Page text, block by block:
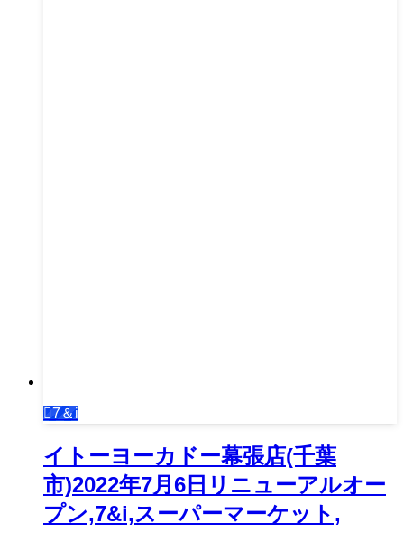
7＆i
イトーヨーカドー幕張店(千葉
市)2022年7月6日リニューアルオー
プン,7&i,スーパーマーケット,